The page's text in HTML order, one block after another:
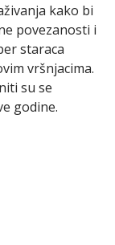
kako bi
povezanosti i
staraca
vršnjacima.
su se
godine.